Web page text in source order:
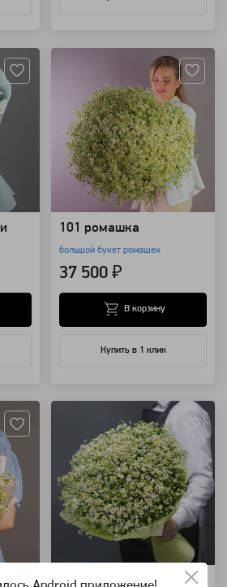
101 ромашка
большой букет ромашек
37 500 ₽
Купить в 1 клик
В корзину
Монреаль